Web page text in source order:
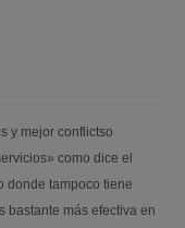
y mejor conflictso
como dice el
donde tampoco tiene
bastante más efectiva en